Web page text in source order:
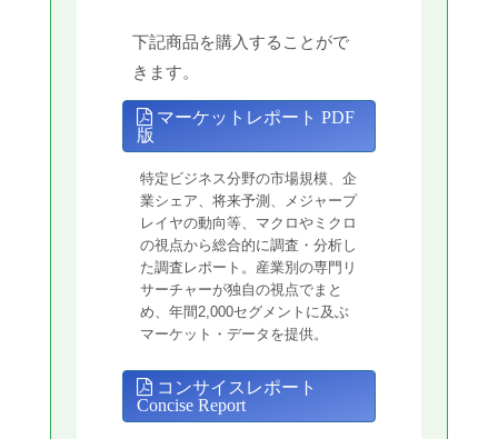
下記商品を購入することがで
きます。
マーケットレポート PDF
版
特定ビジネス分野の市場規模、企
業シェア、将来予測、メジャープ
レイヤの動向等、マクロやミクロ
の視点から総合的に調査・分析し
た調査レポート。産業別の専門リ
サーチャーが独自の視点でまと
め、年間2,000セグメントに及ぶ
マーケット・データを提供。
コンサイスレポート
Concise Report